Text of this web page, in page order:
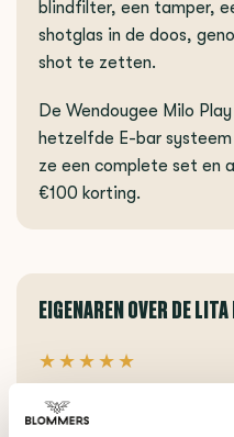
blindfilter, een tamper,
shotglas in de doos,
shot te zetten.
De Wendougee Milo
hetzelfde E-bar
ze een complete set en
€100 korting.
EIGENAREN OVER DE
★★★★★
en doordacht, niks dat